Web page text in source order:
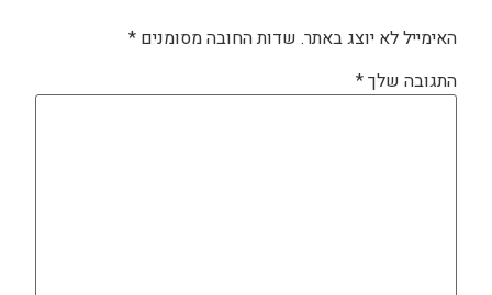
האימייל לא יוצג באתר. שדות החובה מסומנים *
התגובה שלך*